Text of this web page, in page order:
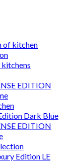
of kitchen
EDITION
Dark Blue
EDITION
Edition LE